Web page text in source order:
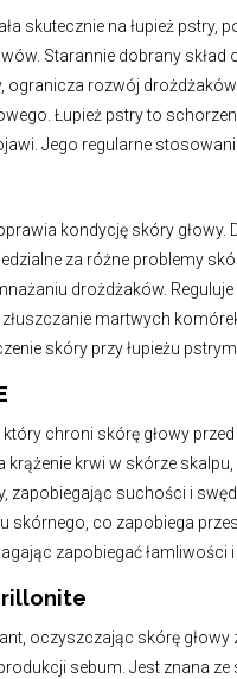
skutecznie na łupież
Starannie dobrany skład
ogranicza rozwój
Łupież pstry to
Jego regularne
kondycję skóry głowy.
za różne problemy
drożdżaków.
złuszczanie martwych
skóry przy łupieżu
chroni skórę głowy
krążenie krwi w skórze
zapobiegając suchości i
skórnego, co zapobiega
zapobiegać łamliwości
oczyszczając skórę
sebum. Jest znana